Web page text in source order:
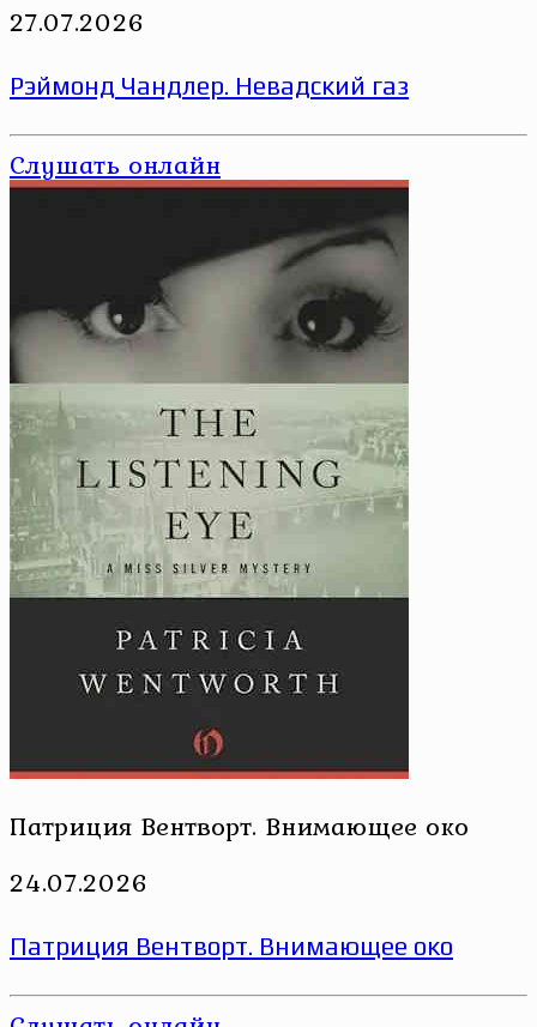
27.07.2026
Рэймонд Чандлер. Невадский газ
Слушать онлайн
Патриция Вентворт. Внимающее око
24.07.2026
Патриция Вентворт. Внимающее око